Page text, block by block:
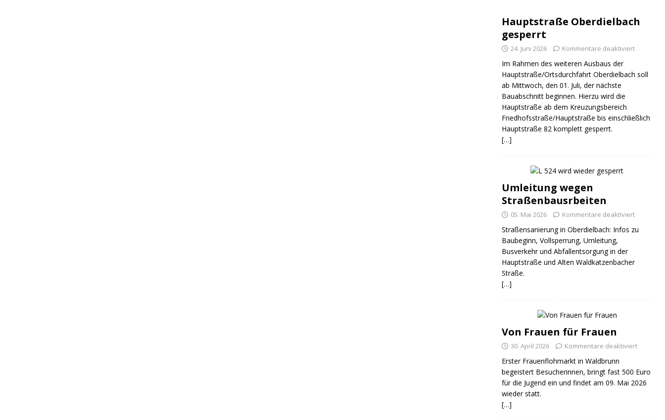
Hauptstraße Oberdielbach
gesperrt
24. Juni 2026 Kommentare deaktiviert
Im Rahmen des weiteren Ausbaus der
Hauptstraße/Ortsdurchfahrt Oberdielbach soll
ab Mittwoch, den 01. Juli, der nächste
Bauabschnitt beginnen. Hierzu wird die
Hauptstraße ab dem Kreuzungsbereich
Friedhofsstraße/Hauptstraße bis einschließlich
Hauptstraße 82 komplett gesperrt.
[…]
Umleitung wegen
Straßenbausrbeiten
05. Mai 2026 Kommentare deaktiviert
Straßensanierung in Oberdielbach: Infos zu
Baubeginn, Vollsperrung, Umleitung,
Busverkehr und Abfallentsorgung in der
Hauptstraße und Alten Waldkatzenbacher
Straße.
[…]
Von Frauen für Frauen
30. April 2026 Kommentare deaktiviert
Erster Frauenflohmarkt in Waldbrunn
begeistert Besucherinnen, bringt fast 500 Euro
für die Jugend ein und findet am 09. Mai 2026
wieder statt.
[…]